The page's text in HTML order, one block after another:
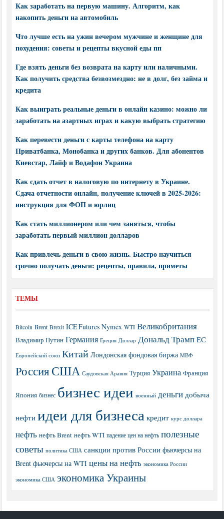
Как заработать на первую машину. Алгоритм, как
накопить деньги на автомобиль
Что лучше есть на ужин вечером мужчине и женщине для
похудения: советы и рецепты вкусной еды пп
Где взять деньги без возврата на карту или наличными.
Как получить средства безвозмездно: не в долг, без займа и
кредита
Как выиграть реальные деньги в онлайн казино: можно ли
заработать на азартных играх и какую выбрать стратегию
Как перевести деньги с карты телефона на карту
Приватбанка, Монобанка и других банков. Для абонентов
Киевстар, Лайф и Водафон Украина
Как сдать отчет в налоговую по интернету в Украине.
Сдача отчетности онлайн, получение ключей в 2025-2026:
инструкция для ФОП и юрлиц
Как стать миллионером или чем заняться, чтобы
заработать первый миллион долларов
Как привлечь деньги в свою жизнь. Быстро научиться
срочно получать деньги: рецепты, правила, приметы
ТЕМЫ
Bitcoin Brent Brexit ICE Futures Nymex WTI Великобритания
Владимир Путин Германия Греция Доллар Дональд Трамп ЕС
Европейский союз Китай Лондонская фондовая биржа МВФ
РоссияСША Саудовская Аравия Турция Украина Франция
Япония бизнес бизнес идеи военный деньги добыча
нефти идеи для бизнеса кредит курс доллара
нефть нефть Brent нефть WTI падение цен на нефть полезные
советы политика США санкции против России фьючерсы на
Brent фьючерсы на WTI цены на нефть экономика России
экономика США экономика Украины